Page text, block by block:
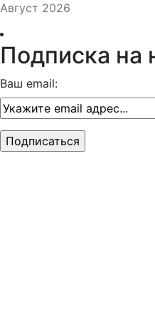
Август 2026
Подписка на
Ваш email: